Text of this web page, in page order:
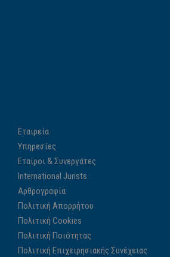
Εταιρεία
Υπηρεσίες
Εταίροι & Συνεργάτες
International Jurists
Αρθρογραφία
Πολιτική Απορρήτου
Πολιτική Cookies
Πολιτική Ποιότητας
Πολιτική Επιχειρησιακής Συνέχειας